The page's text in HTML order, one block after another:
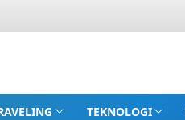
TEKNOLOGI